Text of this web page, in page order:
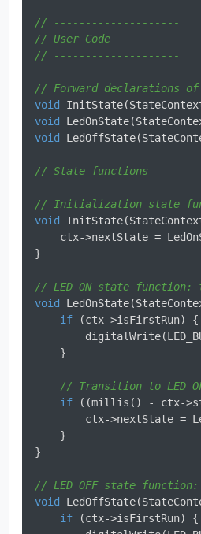
// --------------------
// User Code
// --------------------
// Forward declarations
void
InitState
void
LedOnState
void
LedOffState
// State functions
// Initialization state
void
InitState
ctx->nextState =
}
// LED ON state function:
void
LedOnState
if (ctx->isFirstRun) {
    }
// Transition to LED
if ((millis() - ctx-
ctx->nextState =
    }
}
// LED OFF state
void
LedOffState
if (ctx->isFirstRun) {